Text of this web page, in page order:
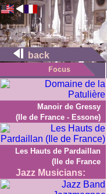
back
Manoir de Gressy
(Ile de France - Essone)
Les Hauts de Pardaillan
(Ile de France
Jazz Musicians: